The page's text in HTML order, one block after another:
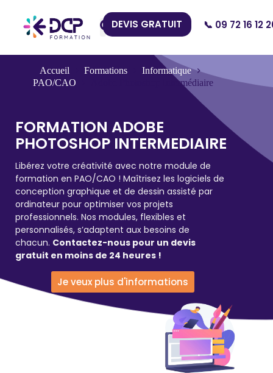
DEVIS GRATUIT 📞 09 72 16 12
Accueil Formations
Informatique
PAO/CAO
Adobe Photoshop Intermédiaire
FORMATION ADOBE
PHOTOSHOP INTERMEDIAIRE
Libérez votre créativité avec notre module de
formation en PAO/CAO ! Maîtrisez les logiciels de
conception graphique et de dessin assisté par
ordinateur pour optimiser vos projets
professionnels. Nos modules, flexibles et
personnalisés, s’adaptent aux besoins de
chacun. Contactez-nous pour un devis
gratuit en moins de 24 heures !
Je veux plus d'informations